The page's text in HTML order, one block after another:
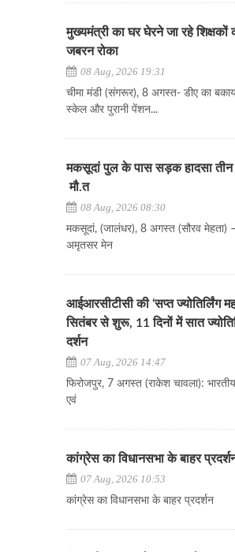
मुख्यमंत्री का घर घेरने जा रहे शिक्षकों
जबरन रोका
08 Aug, 2026 19:31
चीमा मंडी (संगरूर), 8 अगस्त- डीए का
स्केल और पुरानी पेंशन...
मकसूदां पुल के पास सड़क हादसा तीन
मौ.त
08 Aug, 2026 08:30
मकसूदां, (जालंधर), 8 अगस्त (सौरव मेहता)
अमृतसर मेन
आईआरसीटीसी की ‘सप्त ज्योतिर्लिंग
सितंबर से शुरू, 11 दिनों में सात
दर्शन
07 Aug, 2026 14:47
फिरोजपुर, 7 अगस्त (राकेश चावला):
एवं
कांग्रेस का विधानसभा के बाहर
07 Aug, 2026 10:53
कांग्रेस का विधानसभा के बाहर प्रदर्शन